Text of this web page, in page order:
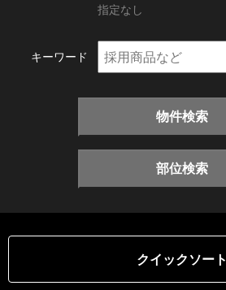
指定なし
キーワード
物件検索
部位検索
クイックソート